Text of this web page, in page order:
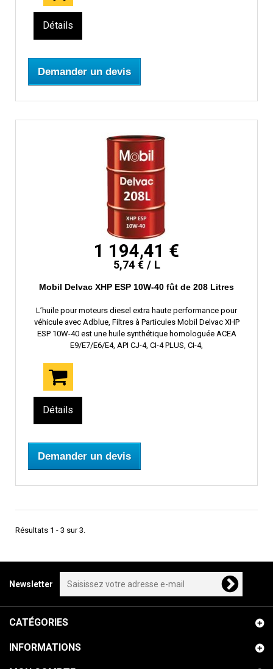
Détails
Demander un devis
1 194,41 €
5,74 € / L
Mobil Delvac XHP ESP 10W-40 fût de 208 Litres
L’huile pour moteurs diesel extra haute performance pour
véhicule avec Adblue, Filtres à Particules Mobil Delvac XHP
ESP 10W-40 est une huile synthétique homologuée ACEA
E9/E7/E6/E4, API CJ-4, CI-4 PLUS, CI-4,
Détails
Demander un devis
Résultats 1 - 3 sur 3.
Newsletter
CATÉGORIES
INFORMATIONS